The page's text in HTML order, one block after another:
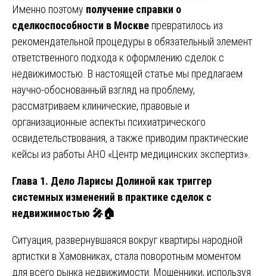
Именно поэтому получение справки о
сделкоспособности в Москве превратилось из
рекомендательной процедуры в обязательный элемент
ответственного подхода к оформлению сделок с
недвижимостью. В настоящей статье мы предлагаем
научно-обоснованный взгляд на проблему,
рассматриваем клинические, правовые и
организационные аспекты психиатрического
освидетельствования, а также приводим практические
кейсы из работы АНО «Центр медицинских экспертиз».
Глава 1. Дело Ларисы Долиной как триггер
системных изменений в практике сделок с
недвижимостью 🎤🏠
Ситуация, развернувшаяся вокруг квартиры народной
артистки в Хамовниках, стала поворотным моментом
для всего рынка недвижимости. Мошенники, используя